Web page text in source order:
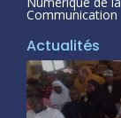
Communication
Actualités